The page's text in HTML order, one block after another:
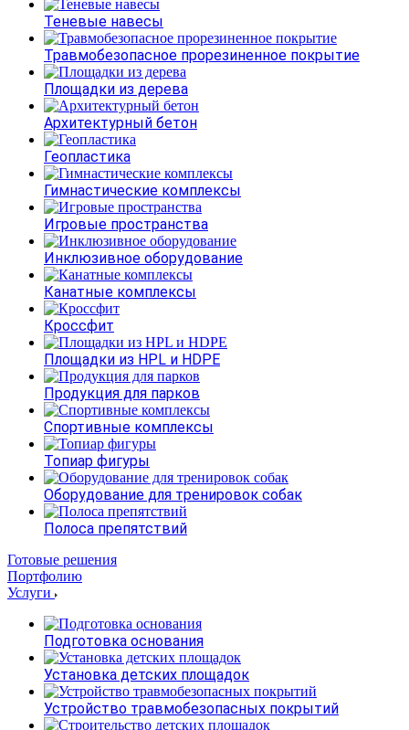
Теневые навесы
Травмобезопасное прорезиненное покрытие
Площадки из дерева
Архитектурный бетон
Геопластика
Гимнастические комплексы
Игровые пространства
Инклюзивное оборудование
Канатные комплексы
Кроссфит
Площадки из HPL и HDPE
Продукция для парков
Спортивные комплексы
Топиар фигуры
Оборудование для тренировок собак
Полоса препятствий
Готовые решения
Портфолию
Услуги
Подготовка основания
Установка детских площадок
Устройство травмобезопасных покрытий